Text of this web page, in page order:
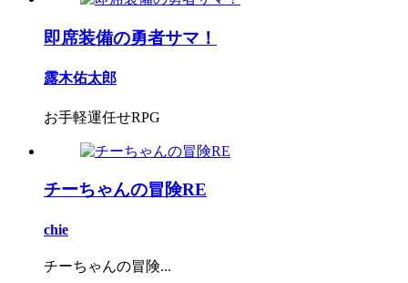
即席装備の勇者サマ！
露木佑太郎
お手軽運任せRPG
チーちゃんの冒険RE
chie
チーちゃんの冒険...